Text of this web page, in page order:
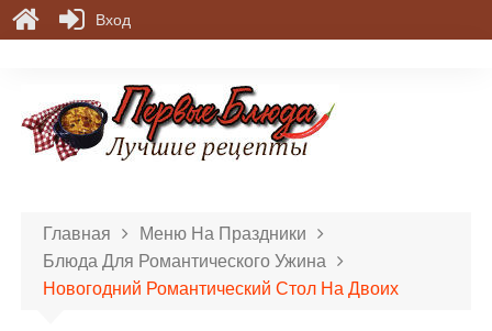
Главная
Меню На Праздники
Блюда Для Романтического Ужина
Новогодний Романтический Стол На Двоих
Вход